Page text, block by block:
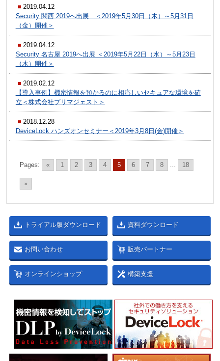
2019.04.12
Security 関西 2019へ出展 ＜2019年5月30日（木）～5月31日
（金）開催＞
2019.04.12
Security 名古屋 2019へ出展 ＜2019年5月22日（水）～5月23日
（木）開催＞
2019.02.12
【導入事例】機密情報を預かるのに相応しいセキュアな環境を確
立＜株式会社プリマジェスト＞
2018.12.28
DeviceLock ハンズオンセミナー＜2019年3月8日(金)開催＞
Pages: « 1 2 3 4 5 6 7 8 ... 18
»
トライアル版ダウンロード 資料ダウンロード
お問い合わせ 販売パートナー
オンラインショップ 構築支援